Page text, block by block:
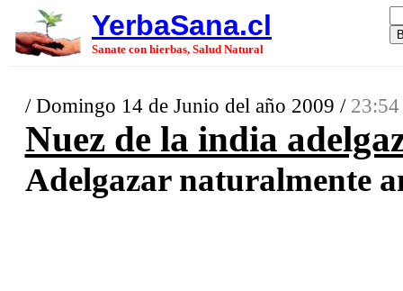
YerbaSana.cl
Sanate con hierbas, Salud Natural
/ Domingo 14 de Junio del año 2009 /
Nuez de la india
Adelgazar naturalmente